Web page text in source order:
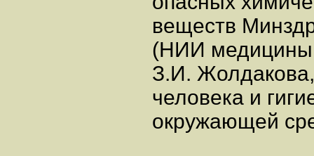
веществ
(НИИ
З.И.
человека и
окружающей